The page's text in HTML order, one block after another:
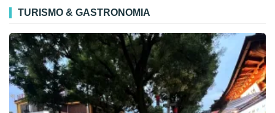
TURISMO & GASTRONOMIA